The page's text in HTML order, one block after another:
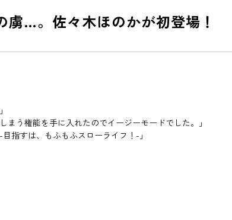
虜…。佐々木ほのかが初登場！
まう権能を手に入れたのでイージーモードでした。」
指すは、もふもふスローライフ！-」